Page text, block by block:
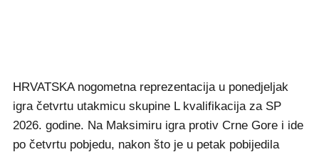
HRVATSKA nogometna reprezentacija u ponedjeljak
igra četvrtu utakmicu skupine L kvalifikacija za SP
2026. godine. Na Maksimiru igra protiv Crne Gore i ide
po četvrtu pobjedu, nakon što je u petak pobijedila